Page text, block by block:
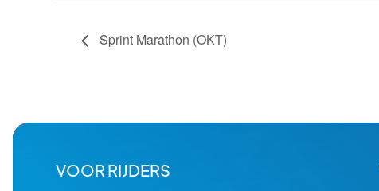
Sprint Marathon (OKT)
VOOR RIJDERS